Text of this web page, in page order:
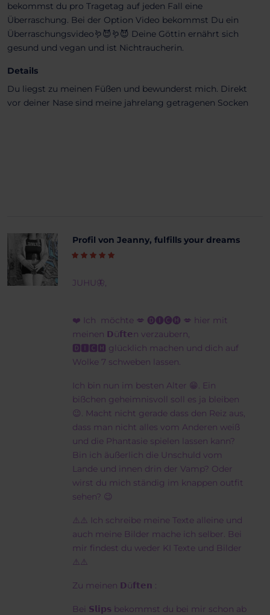
bekommst du pro Tragetag auf jeden Fall eine
Überraschung. Bei der Option Video bekommst Du ein
Überraschungsvideo🪱😈🪱😈 Deine Göttin ernährt sich
gesund und vegan und ist Nichtraucherin.
Details
Du liegst zu meinen Füßen und bewunderst mich. Direkt
vor deiner Nase sind meine jahrelang getragenen Socken
Profil von Jeanny, fulfills your dreams
JUHU🦋,
❤️ Ich möchte 💋 🅓🅘🅒🅗 💋 hier mit
meinen 𝗗ü𝗳𝘁𝗲n verzaubern,
🅳🅸🅲🅷 glücklich machen und dich auf
Wolke 7 schweben lassen.
Ich bin nun im besten Alter 😁. Ein
bißchen geheimnisvoll soll es ja bleiben
😉. Macht nicht gerade dass den Reiz aus,
dass man nicht alles vom Anderen weiß
und die Phantasie spielen lassen kann?
Bin ich äußerlich die Unschuld vom
Lande und innen drin der Vamp? Oder
wirst du mich ständig im knappen outfit
sehen? 😉
⚠️⚠️ Ich schreibe meine Texte alleine und
auch meine Bilder mache ich selber. Bei
mir findest du weder KI Texte und Bilder
⚠️⚠️
Zu meinen 𝗗ü𝗳𝘁𝗲𝗻 :
Bei 𝗦𝗹𝗶𝗽𝘀 bekommst du bei mir schon ab